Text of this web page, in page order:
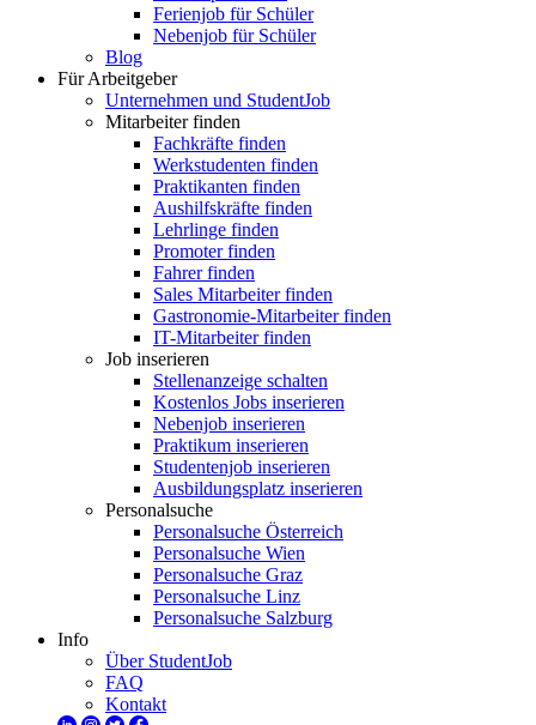
Ferienjob für Schüler
Nebenjob für Schüler
Blog
Für Arbeitgeber
Unternehmen und StudentJob
Mitarbeiter finden
Fachkräfte finden
Werkstudenten finden
Praktikanten finden
Aushilfskräfte finden
Lehrlinge finden
Promoter finden
Fahrer finden
Sales Mitarbeiter finden
Gastronomie-Mitarbeiter finden
IT-Mitarbeiter finden
Job inserieren
Stellenanzeige schalten
Kostenlos Jobs inserieren
Nebenjob inserieren
Praktikum inserieren
Studentenjob inserieren
Ausbildungsplatz inserieren
Personalsuche
Personalsuche Österreich
Personalsuche Wien
Personalsuche Graz
Personalsuche Linz
Personalsuche Salzburg
Info
Über StudentJob
FAQ
Kontakt